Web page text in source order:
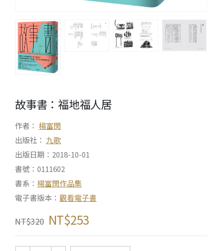
故事書：福地福人居
作者： 楊富閔
出版社： 九歌
出版日期：2018-10-01
書號：0111602
書系： 楊富閔作品集
電子書版本： 觀看電子書
NT$320 NT$253